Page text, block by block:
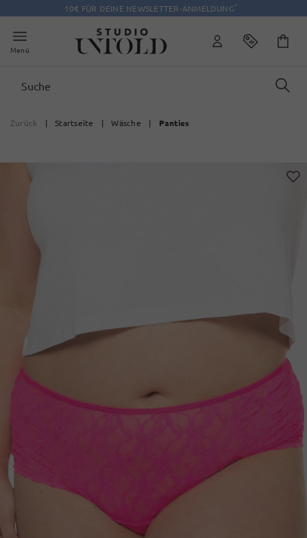
10€ FÜR DEINE NEWSLETTER-ANMELDUNG*
Menü
Zurück | Startseite | Wäsche | Panties